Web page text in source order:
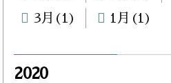
3月(1)
1月(1)
2020